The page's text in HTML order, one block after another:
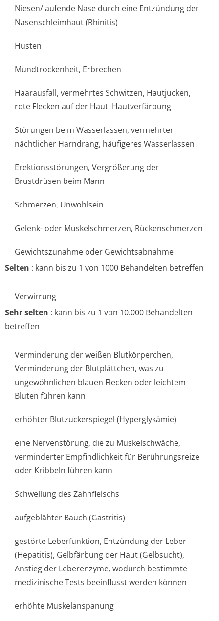
Niesen/laufende Nase durch eine Entzündung der
Nasenschleimhaut (Rhinitis)
Husten
Mundtrockenheit, Erbrechen
Haarausfall, vermehrtes Schwitzen, Hautjucken,
rote Flecken auf der Haut, Hautverfärbung
Störungen beim Wasserlassen, vermehrter
nächtlicher Harndrang, häufigeres Wasserlassen
Erektionsstörungen, Vergrößerung der
Brustdrüsen beim Mann
Schmerzen, Unwohlsein
Gelenk- oder Muskelschmerzen, Rückenschmerzen
Gewichtszunahme oder Gewichtsabnahme
Selten : kann bis zu 1 von 1000 Behandelten betreffen
Verwirrung
Sehr selten : kann bis zu 1 von 10.000 Behandelten
betreffen
Verminderung der weißen Blutkörperchen,
Verminderung der Blutplättchen, was zu
ungewöhnlichen blauen Flecken oder leichtem
Bluten führen kann
erhöhter Blutzuckerspiegel (Hyperglykämie)
eine Nervenstörung, die zu Muskelschwäche,
verminderter Empfindlichkeit für Berührungsreize
oder Kribbeln führen kann
Schwellung des Zahnfleischs
aufgeblähter Bauch (Gastritis)
gestörte Leberfunktion, Entzündung der Leber
(Hepatitis), Gelbfärbung der Haut (Gelbsucht),
Anstieg der Leberenzyme, wodurch bestimmte
medizinische Tests beeinflusst werden können
erhöhte Muskelanspanung